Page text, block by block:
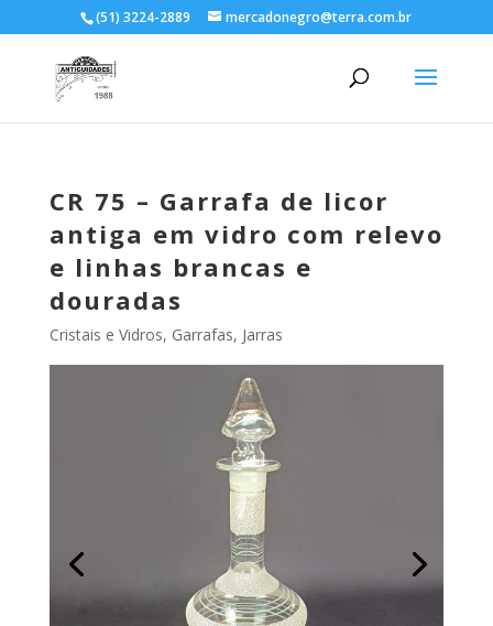
(51) 3224-2889 mercadonegro@terra.com.br
CR 75 – Garrafa de licor
antiga em vidro com relevo
e linhas brancas e
douradas
Cristais e Vidros, Garrafas, Jarras